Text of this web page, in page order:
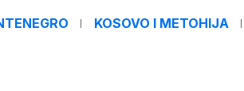
KOSOVO I METOHIJA